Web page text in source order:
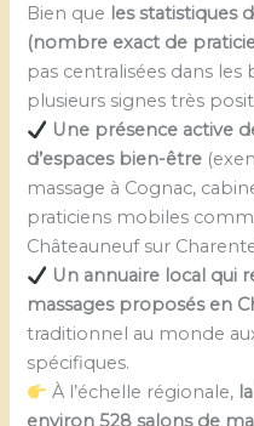
Bien que les statistiques
(nombre exact de
pas centralisées dans
plusieurs signes très
Une présence active
d’espaces bien-être
massage à Cognac,
praticiens mobiles
Châteauneuf sur
Un annuaire local qui
massages proposés en
traditionnel au monde
spécifiques.
À l’échelle régionale,
environ 528 salons de